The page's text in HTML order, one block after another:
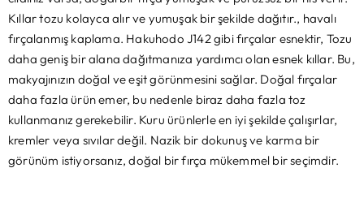
Kıllar tozu kolayca alır ve yumuşak bir şekilde dağıtır., havalı
fırçalanmış kaplama. Hakuhodo J142 gibi fırçalar esnektir, Tozu
daha geniş bir alana dağıtmanıza yardımcı olan esnek kıllar. Bu,
makyajınızın doğal ve eşit görünmesini sağlar. Doğal fırçalar
daha fazla ürün emer, bu nedenle biraz daha fazla toz
kullanmanız gerekebilir. Kuru ürünlerle en iyi şekilde çalışırlar,
kremler veya sıvılar değil. Nazik bir dokunuş ve karma bir
görünüm istiyorsanız, doğal bir fırça mükemmel bir seçimdir.